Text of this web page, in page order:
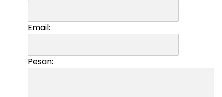
Email:
Pesan: